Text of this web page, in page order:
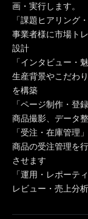
画・実行します。
「課題ヒアリング
事業者様に市場ト
設計
「インタビュー・
生産背景やこだわ
を構築
「ページ制作・登
商品撮影、データ
「受注・在庫管理」
商品の受注管理を
させます
「運用・レポーテ
レビュー・売上分